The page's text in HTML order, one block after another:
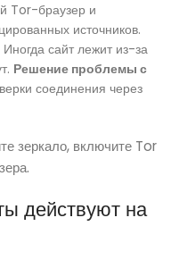
Tor-браузер и
источников.
сайт лежит из-за
Решение проблемы с
соединения через
зеркало, включите Tor
действуют на